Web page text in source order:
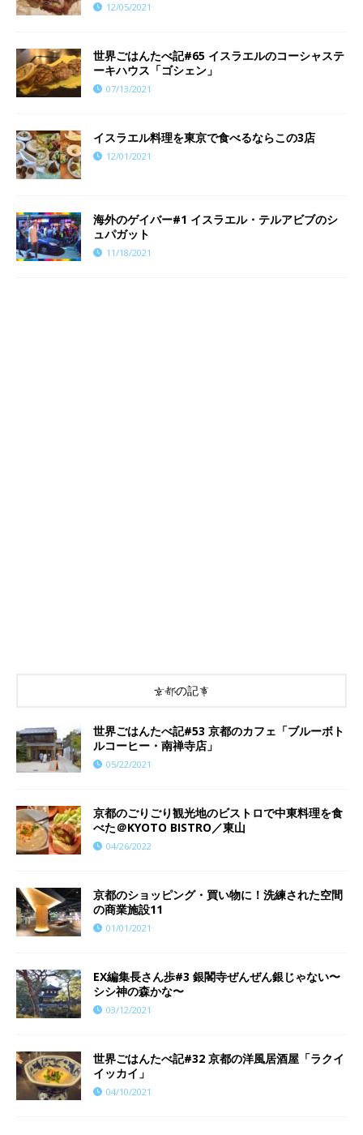
12/05/2021
世界ごはんたべ記#65 イスラエルのコーシャステ
ーキハウス「ゴシェン」
07/13/2021
イスラエル料理を東京で食べるならこの3店
12/01/2021
海外のゲイバー#1 イスラエル・テルアビブのシ
ュパガット
11/18/2021
京都の記事
世界ごはんたべ記#53 京都のカフェ「ブルーボト
ルコーヒー・南禅寺店」
05/22/2021
京都のごりごり観光地のビストロで中東料理を食
べた＠KYOTO BISTRO／東山
04/26/2022
京都のショッピング・買い物に！洗練された空間
の商業施設11
01/01/2021
EX編集長さん歩#3 銀閣寺ぜんぜん銀じゃない〜
シシ神の森かな〜
03/12/2021
世界ごはんたべ記#32 京都の洋風居酒屋「ラクイ
イッカイ」
04/10/2021